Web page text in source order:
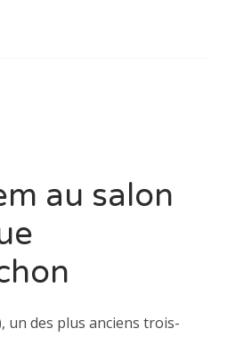
au salon
un des plus anciens trois-